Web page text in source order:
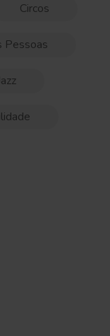
Circos
Pessoas